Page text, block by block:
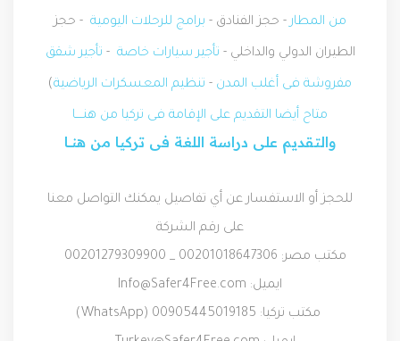
من المطار- حجز الفنادق - برامج للرحلات اليومية - حجز
الطيران الدولي والداخلي - تأجير سيارات خاصة - تأجير شقق
مفروشة فى أغلب المدن - تنظيم المعسكرات الرياضية)
متاح أيضا التقديم على الإقامة فى تركيا من هنــــا
والتقديم على دراسة اللغة فى تركيا من هنـــا
للحجز أو الاستفسار عن أي تفاصيل يمكنك التواصل معنا
على رقم الشركة
مكتب مصر: 00201018647306 _ 00201279309900
ايميل: Info@Safer4Free.com
مكتب تركيا: 00905445019185 (WhatsApp)